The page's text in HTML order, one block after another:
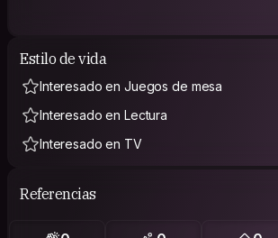
Estilo de vida
Interesado en Juegos de mesa
Interesado en Lectura
Interesado en TV
Referencias